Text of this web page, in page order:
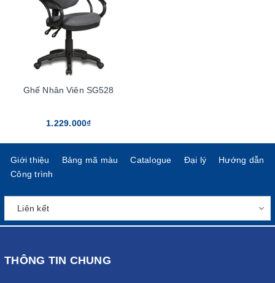
Ghế Nhân Viên SG528
1.229.000₫
Giới thiệu Bảng mã màu Catalogue Đại lý
Hướng dẫn
Công trình
THÔNG TIN CHUNG